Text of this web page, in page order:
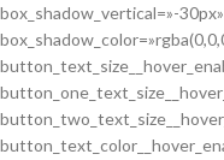
box_shadow_vertical=»-